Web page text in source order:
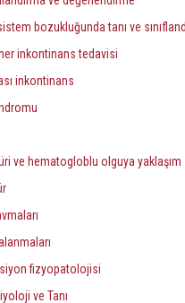
bozukluğunda tanı ve
inkontinans tedavisi
inkontinans
ve hematogloblu olguya yaklaşım
fizyopatolojisi
ve Tanı